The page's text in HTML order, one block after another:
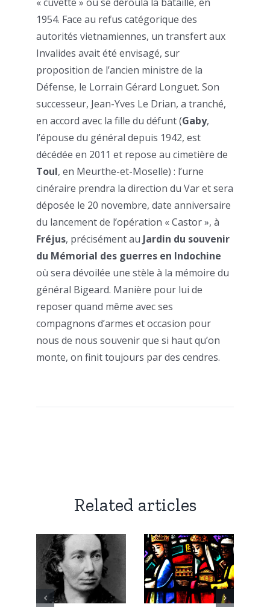
1954. Face au refus catégorique des
autorités vietnamiennes, un transfert aux
Invalides avait été envisagé, sur
proposition de l’ancien ministre de la
Défense, le Lorrain Gérard Longuet. Son
successeur, Jean-Yves Le Drian, a tranché,
en accord avec la fille du défunt (Gaby,
l’épouse du général depuis 1942, est
décédée en 2011 et repose au cimetière de
Toul, en Meurthe-et-Moselle) : l’urne
cinéraire prendra la direction du Var et sera
déposée le 20 novembre, date anniversaire
du lancement de l’opération « Castor », à
Fréjus, précisément au Jardin du souvenir
du Mémorial des guerres en Indochine
où sera dévoilée une stèle à la mémoire du
général Bigeard. Manière pour lui de
reposer quand même avec ses
compagnons d’armes et occasion pour
nous de nous souvenir que si haut qu’on
monte, on finit toujours par des cendres.
Related articles